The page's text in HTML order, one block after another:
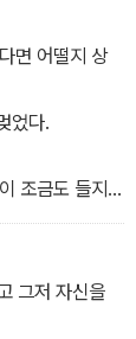
해 은근하면
속에 창의력
소녀를 통해
인 요정마을
면 어떨지 상
었다.
조금도 들지
실수하지 않
그저 자신을